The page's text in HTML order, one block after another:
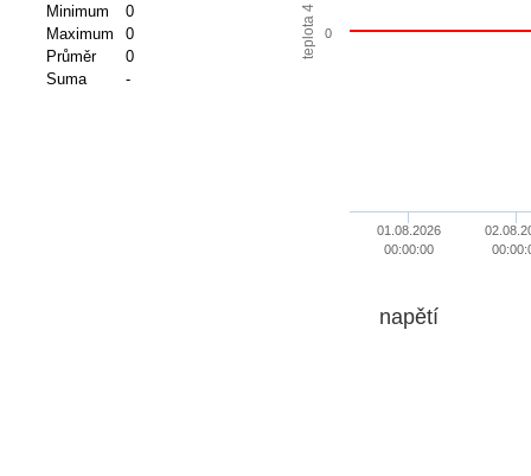
Minimum
0
Maximum
0
Průměr
0
Suma
-
teplota 4
01.08.2026
00:00:00
0
napětí